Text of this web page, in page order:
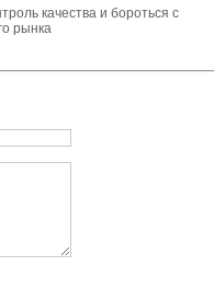
качества и бороться с
рынка